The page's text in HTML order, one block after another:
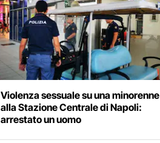
Violenza sessuale su una minorenne
alla Stazione Centrale di Napoli:
arrestato un uomo